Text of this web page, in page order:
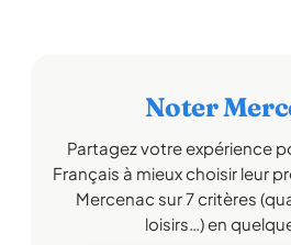
Noter
Partagez votre expérience
Français à mieux choisir leur
Mercenac sur 7 critères
loisirs…) en